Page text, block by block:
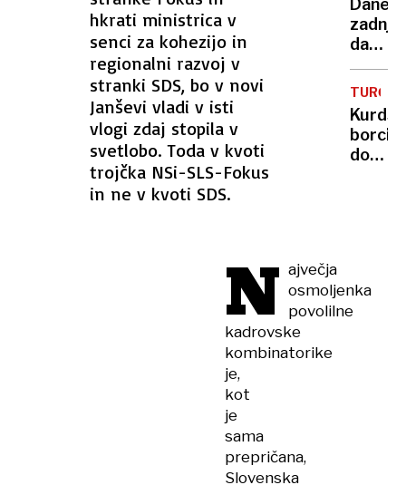
hkrati ministrica v
senci za kohezijo in
regionalni razvoj v
stranki SDS, bo v novi
Janševi vladi v isti
vlogi zdaj stopila v
svetlobo. Toda v kvoti
trojčka NSi-SLS-Fokus
in ne v kvoti SDS.
N ajvečja
osmoljenka
povolilne
kadrovske
kombinatorike
je,
kot
je
sama
prepričana,
Slovenska
že
sama
Danes
zadnji
dan
prihaja
kratka
TURČIJA
borci